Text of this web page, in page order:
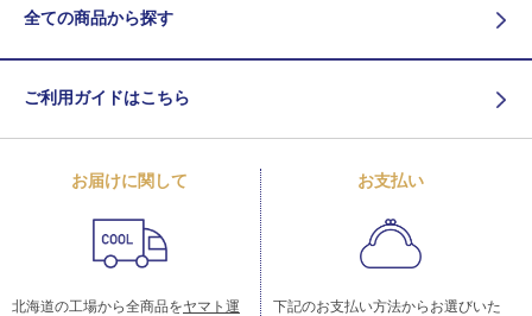
全ての商品から探す
ご利用ガイドはこちら
お届けに関して
北海道の工場から全商品をヤマト運
お支払い
下記のお支払い方法からお選びいた